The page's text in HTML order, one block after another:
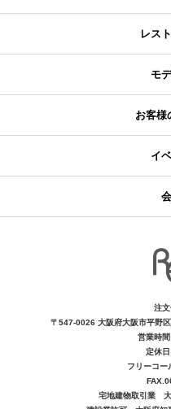
レス
モ
お客様
イ
注
〒547-0026 大阪府大阪市平野
営業時
定休
フリーコ
宅地建物取引業